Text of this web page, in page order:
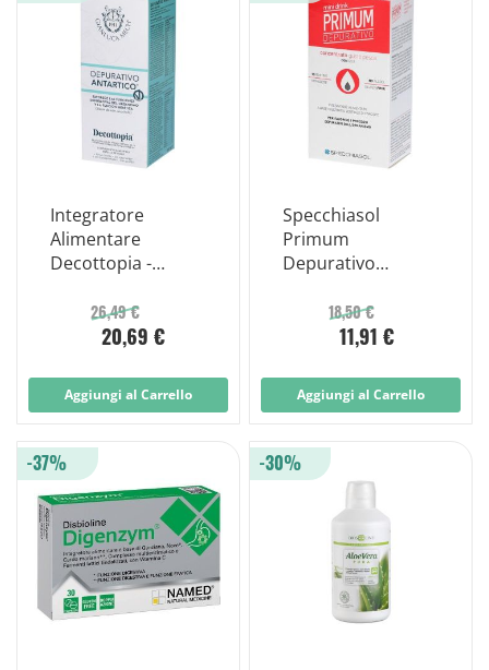
Integratore
Alimentare
Decottopia -
Antartico 500ml
26,49 €
20,69 €
Aggiungi al Carrello
Specchiasol
Primum
Depurativo
Integratore
Alimentare
18,50 €
11,91 €
Aggiungi al Carrello
-37% -30%